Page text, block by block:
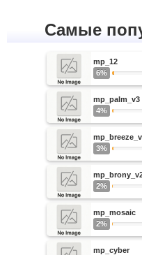
Самые
mp_12
6%
mp_palm_v3
4%
3%
2%
mp_mosaic
2%
mp_cyber